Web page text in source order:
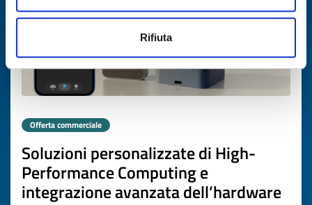
Rifiuta
Offerta commerciale
Soluzioni personalizzate di High-
Performance Computing e
integrazione avanzata dell’hardware